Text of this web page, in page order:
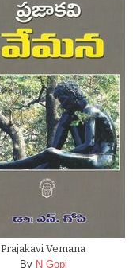
Prajakavi Vemana
By N Gopi